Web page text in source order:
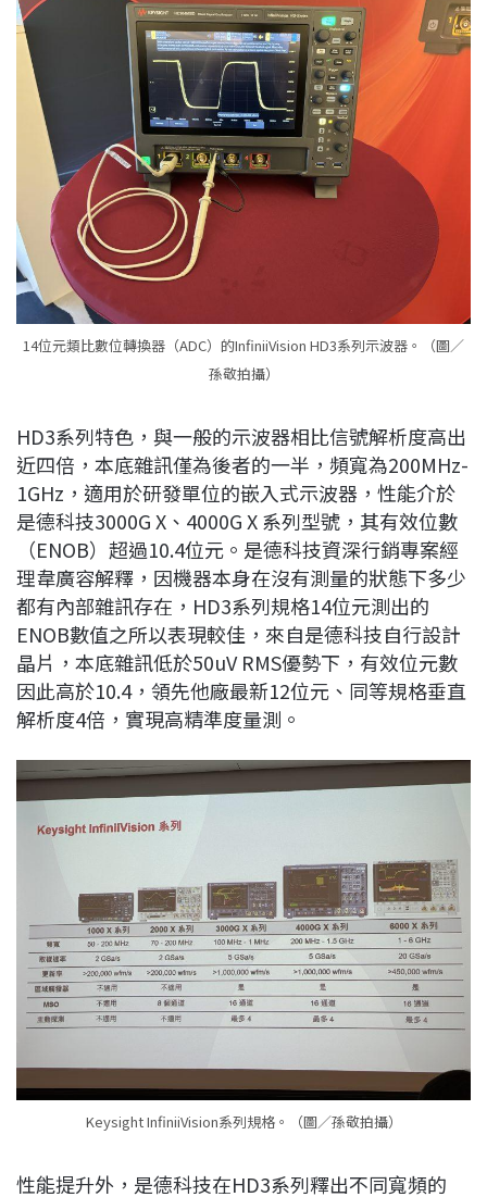
14位元類比數位轉換器（ADC）的InfiniiVision HD3系列示波器。（圖／
孫敬拍攝）
HD3系列特色，與一般的示波器相比信號解析度高出
近四倍，本底雜訊僅為後者的一半，頻寬為200MHz-
1GHz，適用於研發單位的嵌入式示波器，性能介於
是德科技3000G X、4000G X 系列型號，其有效位數
（ENOB）超過10.4位元。是德科技資深行銷專案經
理韋廣容解釋，因機器本身在沒有測量的狀態下多少
都有內部雜訊存在，HD3系列規格14位元測出的
ENOB數值之所以表現較佳，來自是德科技自行設計
晶片，本底雜訊低於50uV RMS優勢下，有效位元數
因此高於10.4，領先他廠最新12位元、同等規格垂直
解析度4倍，實現高精準度量測。
Keysight InfiniiVision系列規格。（圖／孫敬拍攝）
性能提升外，是德科技在HD3系列釋出不同寬頻的